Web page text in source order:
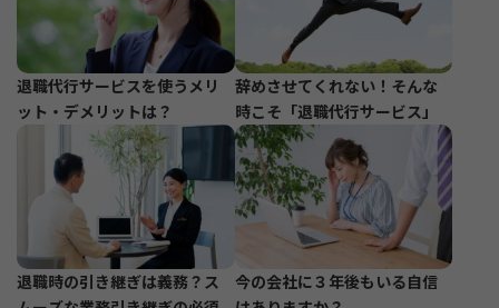
退職代行サービスを使うメリ
ット・デメリットは？
辞めさせてくれない！そんな
時こそ「退職代行サービス」
退職時の引き継ぎは義務？ス
今の会社に３年後もいる自信